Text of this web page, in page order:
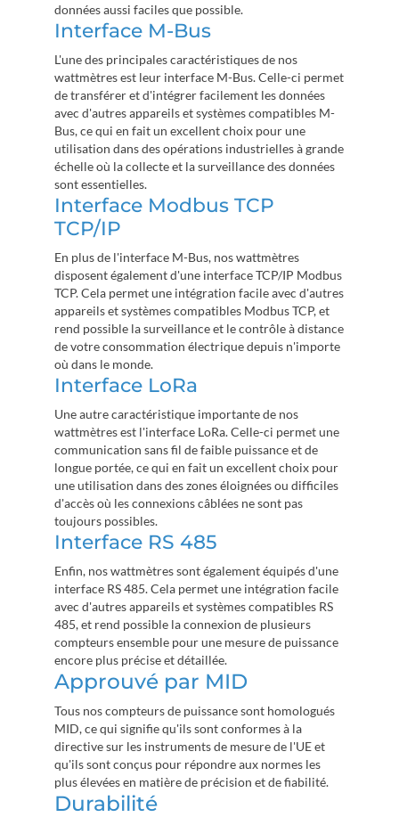
données aussi faciles que possible.
Interface M-Bus
L'une des principales caractéristiques de nos
wattmètres est leur interface M-Bus. Celle-ci permet
de transférer et d'intégrer facilement les données
avec d'autres appareils et systèmes compatibles M-
Bus, ce qui en fait un excellent choix pour une
utilisation dans des opérations industrielles à grande
échelle où la collecte et la surveillance des données
sont essentielles.
Interface Modbus TCP
TCP/IP
En plus de l'interface M-Bus, nos wattmètres
disposent également d'une interface TCP/IP Modbus
TCP. Cela permet une intégration facile avec d'autres
appareils et systèmes compatibles Modbus TCP, et
rend possible la surveillance et le contrôle à distance
de votre consommation électrique depuis n'importe
où dans le monde.
Interface LoRa
Une autre caractéristique importante de nos
wattmètres est l'interface LoRa. Celle-ci permet une
communication sans fil de faible puissance et de
longue portée, ce qui en fait un excellent choix pour
une utilisation dans des zones éloignées ou difficiles
d'accès où les connexions câblées ne sont pas
toujours possibles.
Interface RS 485
Enfin, nos wattmètres sont également équipés d'une
interface RS 485. Cela permet une intégration facile
avec d'autres appareils et systèmes compatibles RS
485, et rend possible la connexion de plusieurs
compteurs ensemble pour une mesure de puissance
encore plus précise et détaillée.
Approuvé par MID
Tous nos compteurs de puissance sont homologués
MID, ce qui signifie qu'ils sont conformes à la
directive sur les instruments de mesure de l'UE et
qu'ils sont conçus pour répondre aux normes les
plus élevées en matière de précision et de fiabilité.
Durabilité